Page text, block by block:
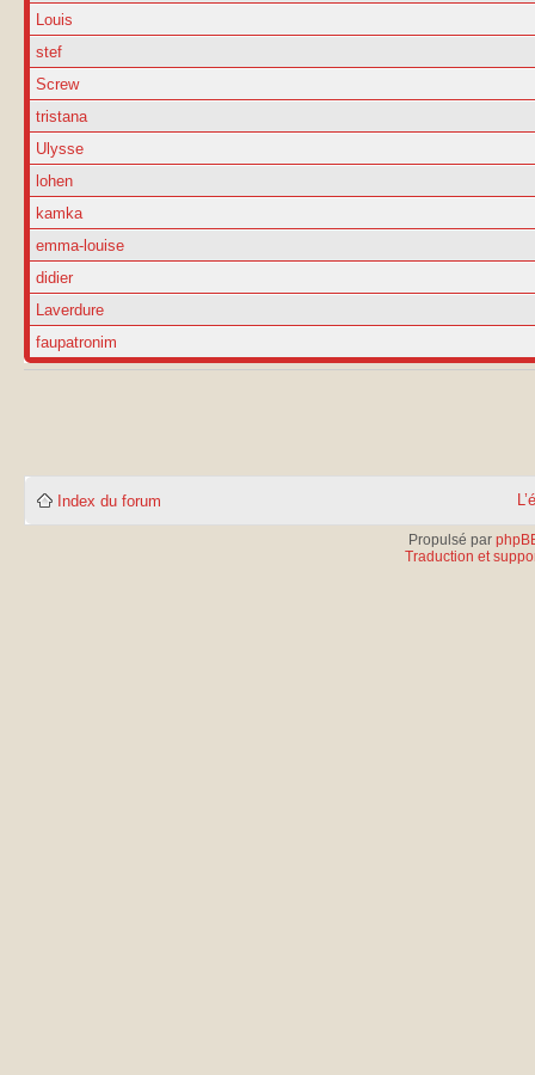
Louis
stef
Screw
tristana
Ulysse
lohen
kamka
emma-louise
didier
Laverdure
faupatronim
Index du forum
Propulsé par
Traduction et